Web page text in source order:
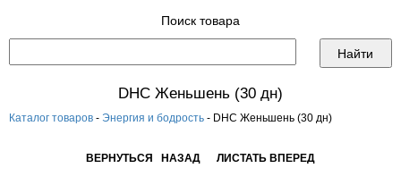
Поиск товара
DHC Женьшень (30 дн)
Каталог товаров - Энергия и бодрость - DHC Женьшень (30 дн)
ВЕРНУТЬСЯ НАЗАД ЛИСТАТЬ ВПЕРЕД